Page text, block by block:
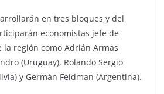
en tres bloques y del
economistas jefe de
la región como Adrián Armas
(Uruguay), Rolando Sergio
y Germán Feldman (Argentina).